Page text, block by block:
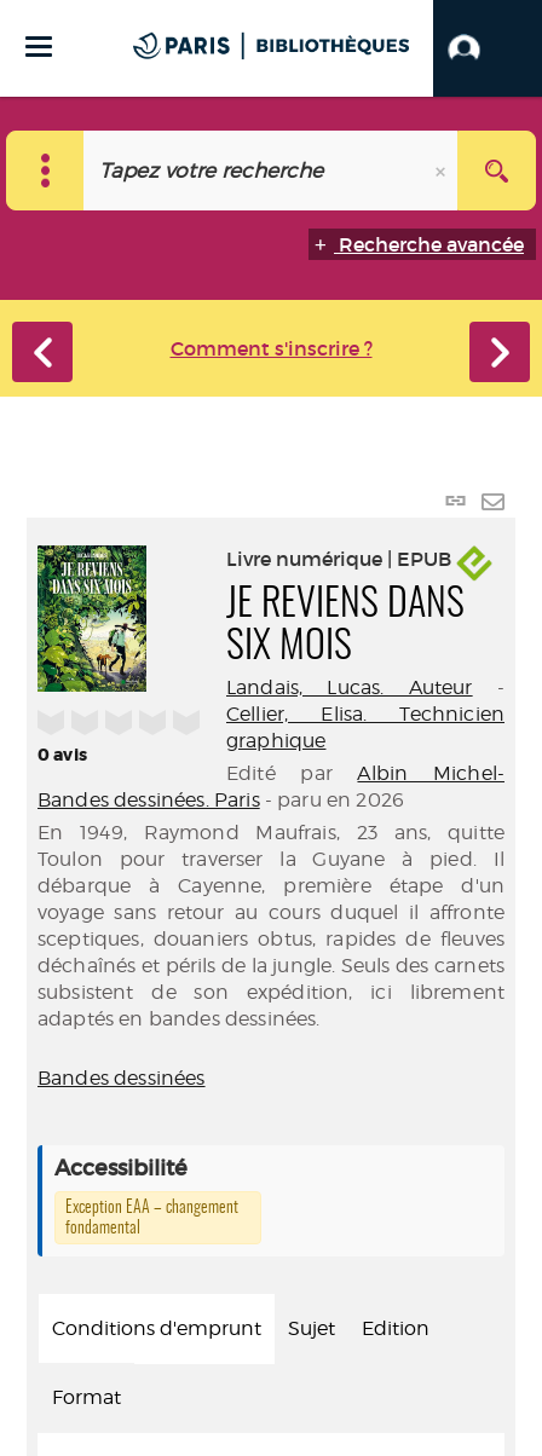
Recherche avancée
Comment s'inscrire ?
Lien
0avis
Livre numérique | EPUB
JE REVIENS DANS
SIX MOIS
Landais, Lucas. Auteur -
Cellier, Elisa. Technicien
graphique
Edité parAlbin Michel-
Bandes dessinées. Paris- paru en 2026
En 1949, Raymond Maufrais, 23 ans, quitte
Toulon pour traverser la Guyane à pied. Il
débarque à Cayenne, première étape d'un
voyage sans retour au cours duquel il affronte
sceptiques, douaniers obtus, rapides de fleuves
déchaînés et périls de la jungle. Seuls des carnets
subsistent de son expédition, ici librement
adaptés en bandes dessinées.
Bandes dessinées
Accessibilité
Exception EAA – changement
fondamental
Conditions d'emprunt Sujet Edition
Format